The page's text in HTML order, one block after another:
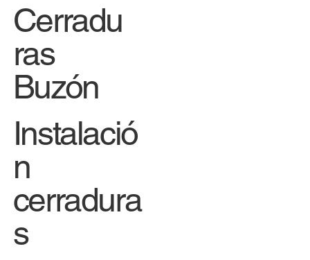
Cerradu
ras
Buzón
Instalació
n
cerradura
s